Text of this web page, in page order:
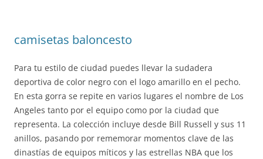
camisetas baloncesto
Para tu estilo de ciudad puedes llevar la sudadera
deportiva de color negro con el logo amarillo en el pecho.
En esta gorra se repite en varios lugares el nombre de Los
Angeles tanto por el equipo como por la ciudad que
representa. La colección incluye desde Bill Russell y sus 11
anillos, pasando por rememorar momentos clave de las
dinastías de equipos míticos y las estrellas NBA que los